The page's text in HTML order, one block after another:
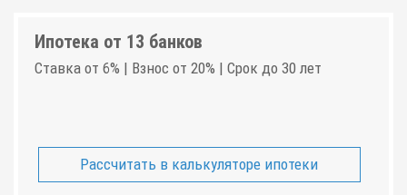
Ипотека от 13 банков
Ставка от 6% | Взнос от 20% | Срок до 30 лет
Рассчитать в калькуляторе ипотеки